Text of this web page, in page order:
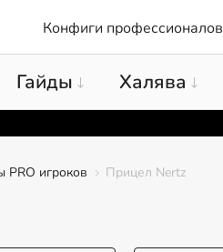
Конфиги профессионалов
Гайды Халява
PRO игроков Прицел Nertz